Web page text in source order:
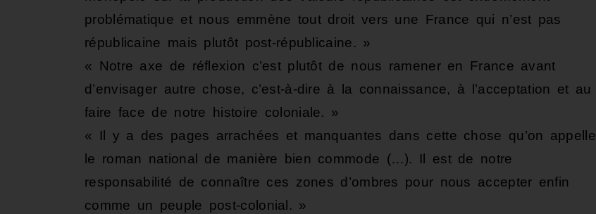
problématique et nous emmène tout droit vers une France qui n’est pas
républicaine mais plutôt post-républicaine. »
« Notre axe de réflexion c’est plutôt de nous ramener en France avant
d’envisager autre chose, c’est-à-dire à la connaissance, à l’acceptation et au
faire face de notre histoire coloniale. »
« Il y a des pages arrachées et manquantes dans cette chose qu’on appelle
le roman national de manière bien commode (…). Il est de notre
responsabilité de connaître ces zones d’ombres pour nous accepter enfin
comme un peuple post-colonial. »